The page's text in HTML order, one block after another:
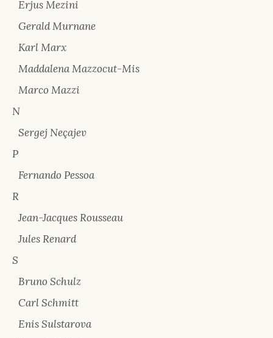
Erjus Mezini
Gerald Murnane
Karl Marx
Maddalena Mazzocut-Mis
Marco Mazzi
N
Sergej Neçajev
P
Fernando Pessoa
R
Jean-Jacques Rousseau
Jules Renard
S
Bruno Schulz
Carl Schmitt
Enis Sulstarova